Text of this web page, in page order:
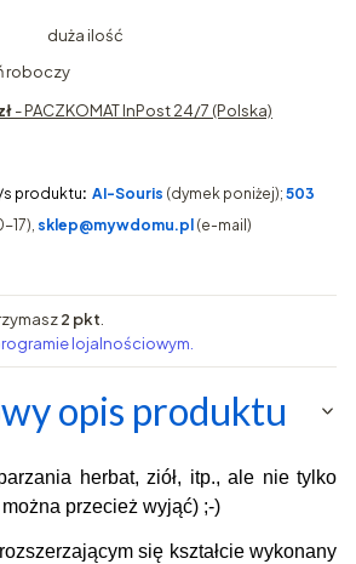
duża ilość
roboczy
- PACZKOMAT InPost 24/7 (Polska)
s produktu: AI-Souris (dymek poniżej); 503
17), sklep@mywdomu.pl (e-mail)
2 pkt.
lojalnościowym.
opis produktu
herbat, ziół, itp., ale nie tylko
przecież wyjąć) ;-)
się kształcie wykonany